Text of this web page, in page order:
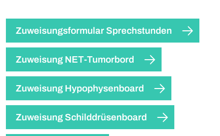
Zuweisungsformular Sprechstunden
Zuweisung NET-Tumorbord
Zuweisung Hypophysenboard
Zuweisung Schilddrüsenboard